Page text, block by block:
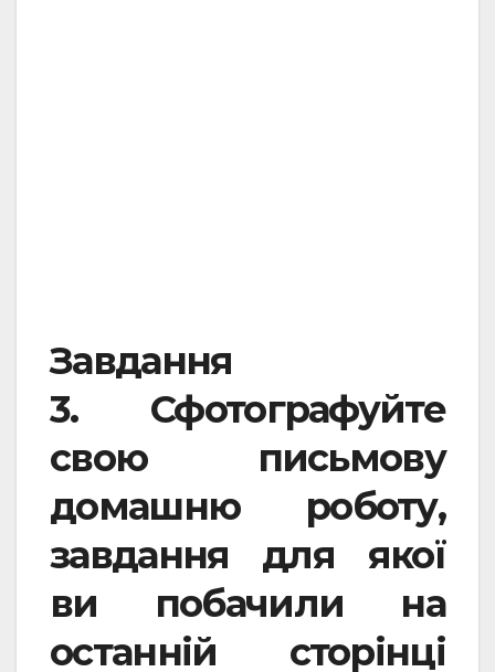
Завдання
3. Сфотографуйте
свою письмову
домашню роботу,
завдання для якої
ви побачили на
останній сторінці